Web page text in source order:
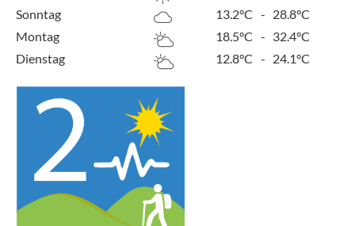
Sonntag
13.2°C - 28.8°C
Montag
18.5°C - 32.4°C
Dienstag
12.8°C - 24.1°C